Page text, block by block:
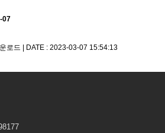
07
로드 | DATE : 2023-03-07 15:54:13